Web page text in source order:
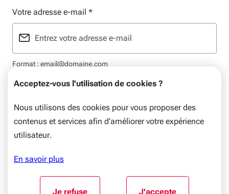
Acceptez-vous l'utilisation de cookies ?
Nous utilisons des cookies pour vous proposer des
contenus et services afin d’améliorer votre expérience
utilisateur.
En savoir plus
Je refuse J'accepte
Votre adresse e-mail *
Format : email@domaine.com
Mentions légales
Aller au début du contenu